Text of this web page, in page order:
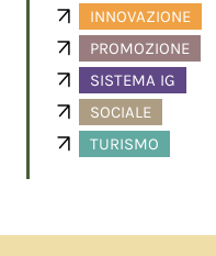
INNOVAZIONE
PROMOZIONE
SISTEMA IG
SOCIALE
TURISMO